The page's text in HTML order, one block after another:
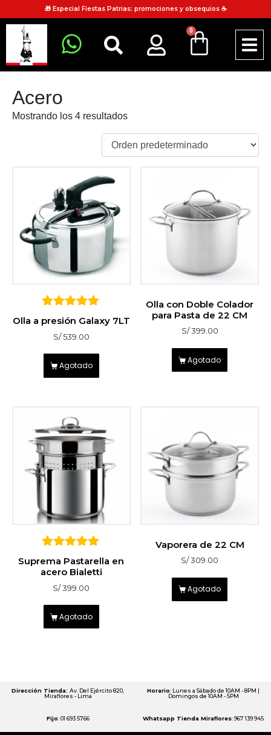
🎁 Especial Fiestas Patrias: promociones y obsequios ☕
0
Acero
Mostrando los 4 resultados
5
sobre 5
Olla a presión Galaxy 7LT
S/539.00
Agotado
Olla con Doble Colador
para Pasta de 22 CM
S/399.00
Agotado
5
sobre 5
Suprema Pastarella en
acero Bialetti
S/399.00
Agotado
Vaporera de 22 CM
S/309.00
Agotado
Dirección Tienda: Av. Del Ejército 820,
Miraflores - Lima
Horario: Lunes a Sábado de 10AM - 8PM |
Domingos de 10AM - 5PM
Fijo: 01 693 5766 Whatsapp Tienda Miraflores: 967 139 945